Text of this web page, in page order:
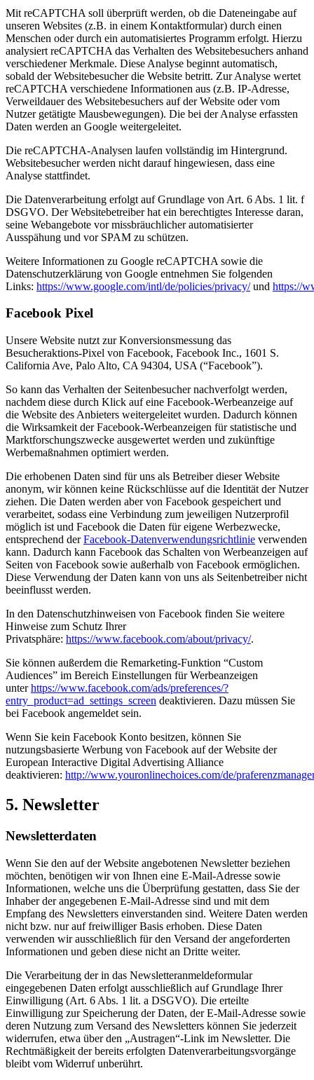
Mit reCAPTCHA soll überprüft werden, ob die Dateneingabe auf
unseren Websites (z.B. in einem Kontaktformular) durch einen
Menschen oder durch ein automatisiertes Programm erfolgt. Hierzu
analysiert reCAPTCHA das Verhalten des Websitebesuchers anhand
verschiedener Merkmale. Diese Analyse beginnt automatisch,
sobald der Websitebesucher die Website betritt. Zur Analyse wertet
reCAPTCHA verschiedene Informationen aus (z.B. IP-Adresse,
Verweildauer des Websitebesuchers auf der Website oder vom
Nutzer getätigte Mausbewegungen). Die bei der Analyse erfassten
Daten werden an Google weitergeleitet.
Die reCAPTCHA-Analysen laufen vollständig im Hintergrund.
Websitebesucher werden nicht darauf hingewiesen, dass eine
Analyse stattfindet.
Die Datenverarbeitung erfolgt auf Grundlage von Art. 6 Abs. 1 lit. f
DSGVO. Der Websitebetreiber hat ein berechtigtes Interesse daran,
seine Webangebote vor missbräuchlicher automatisierter
Ausspähung und vor SPAM zu schützen.
Weitere Informationen zu Google reCAPTCHA sowie die
Datenschutzerklärung von Google entnehmen Sie folgenden
Links: https://www.google.com/intl/de/policies/privacy/und https://
Facebook Pixel
Unsere Website nutzt zur Konversionsmessung das
Besucheraktions-Pixel von Facebook, Facebook Inc., 1601 S.
California Ave, Palo Alto, CA 94304, USA (“Facebook”).
So kann das Verhalten der Seitenbesucher nachverfolgt werden,
nachdem diese durch Klick auf eine Facebook-Werbeanzeige auf
die Website des Anbieters weitergeleitet wurden. Dadurch können
die Wirksamkeit der Facebook-Werbeanzeigen für statistische und
Marktforschungszwecke ausgewertet werden und zukünftige
Werbemaßnahmen optimiert werden.
Die erhobenen Daten sind für uns als Betreiber dieser Website
anonym, wir können keine Rückschlüsse auf die Identität der Nutzer
ziehen. Die Daten werden aber von Facebook gespeichert und
verarbeitet, sodass eine Verbindung zum jeweiligen Nutzerprofil
möglich ist und Facebook die Daten für eigene Werbezwecke,
entsprechend derFacebook-Datenverwendungsrichtlinie verwenden
kann. Dadurch kann Facebook das Schalten von Werbeanzeigen auf
Seiten von Facebook sowie außerhalb von Facebook ermöglichen.
Diese Verwendung der Daten kann von uns als Seitenbetreiber nicht
beeinflusst werden.
In den Datenschutzhinweisen von Facebook finden Sie weitere
Hinweise zum Schutz Ihrer
Privatsphäre: https://www.facebook.com/about/privacy/.
Sie können außerdem die Remarketing-Funktion “Custom
Audiences” im Bereich Einstellungen für Werbeanzeigen
unterhttps://www.facebook.com/ads/preferences/?
entry_product=ad_settings_screen deaktivieren. Dazu müssen Sie
bei Facebook angemeldet sein.
Wenn Sie kein Facebook Konto besitzen, können Sie
nutzungsbasierte Werbung von Facebook auf der Website der
European Interactive Digital Advertising Alliance
deaktivieren: http://www.youronlinechoices.com/de/
5. Newsletter
Newsletterdaten
Wenn Sie den auf der Website angebotenen Newsletter beziehen
möchten, benötigen wir von Ihnen eine E-Mail-Adresse sowie
Informationen, welche uns die Überprüfung gestatten, dass Sie der
Inhaber der angegebenen E-Mail-Adresse sind und mit dem
Empfang des Newsletters einverstanden sind. Weitere Daten werden
nicht bzw. nur auf freiwilliger Basis erhoben. Diese Daten
verwenden wir ausschließlich für den Versand der angeforderten
Informationen und geben diese nicht an Dritte weiter.
Die Verarbeitung der in das Newsletteranmeldeformular
eingegebenen Daten erfolgt ausschließlich auf Grundlage Ihrer
Einwilligung (Art. 6 Abs. 1 lit. a DSGVO). Die erteilte
Einwilligung zur Speicherung der Daten, der E-Mail-Adresse sowie
deren Nutzung zum Versand des Newsletters können Sie jederzeit
widerrufen, etwa über den „Austragen“-Link im Newsletter. Die
Rechtmäßigkeit der bereits erfolgten Datenverarbeitungsvorgänge
bleibt vom Widerruf unberührt.